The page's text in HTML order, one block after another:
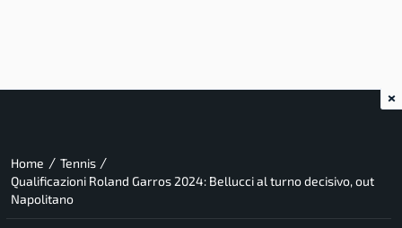
Home / Tennis /
Qualificazioni Roland Garros 2024: Bellucci al turno decisivo, out
Napolitano
×